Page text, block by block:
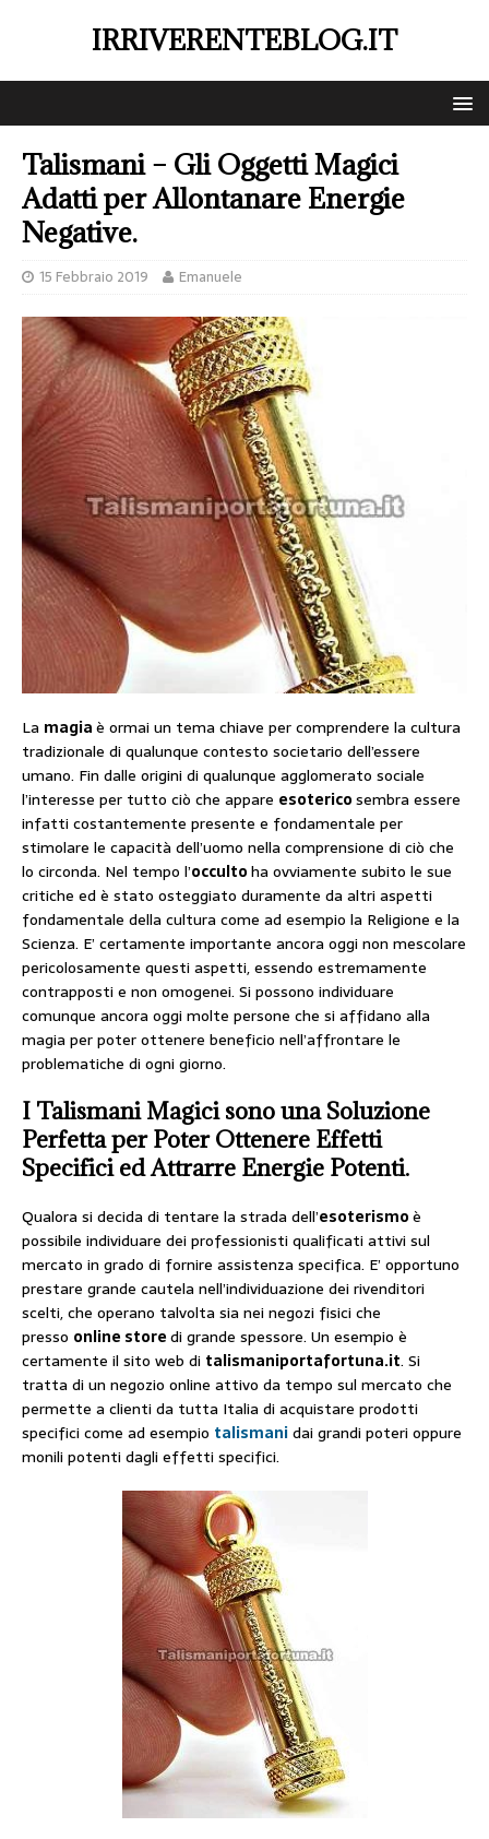
IRRIVERENTEBLOG.IT
Talismani – Gli Oggetti Magici
Adatti per Allontanare Energie
Negative.
15 Febbraio 2019 Emanuele
La magiaè ormai un tema chiave per comprendere la cultura
tradizionale di qualunque contesto societario dell’essere
umano. Fin dalle origini di qualunque agglomerato sociale
l’interesse per tutto ciò che appare esotericosembra essere
infatti costantemente presente e fondamentale per
stimolare le capacità dell’uomo nella comprensione di ciò che
lo circonda. Nel tempo l’occultoha ovviamente subito le sue
critiche ed è stato osteggiato duramente da altri aspetti
fondamentale della cultura come ad esempio la Religione e la
Scienza. E’ certamente importante ancora oggi non mescolare
pericolosamente questi aspetti, essendo estremamente
contrapposti e non omogenei. Si possono individuare
comunque ancora oggi molte persone che si affidano alla
magia per poter ottenere beneficio nell’affrontare le
problematiche di ogni giorno.
I Talismani Magici sono una Soluzione
Perfetta per Poter Ottenere Effetti
Specifici ed Attrarre Energie Potenti.
Qualora si decida di tentare la strada dell’esoterismoè
possibile individuare dei professionisti qualificati attivi sul
mercato in grado di fornire assistenza specifica. E’ opportuno
prestare grande cautela nell’individuazione dei rivenditori
scelti, che operano talvolta sia nei negozi fisici che
presso online storedi grande spessore. Un esempio è
certamente il sito web di talismaniportafortuna.it. Si
tratta di un negozio online attivo da tempo sul mercato che
permette a clienti da tutta Italia di acquistare prodotti
specifici come ad esempio talismanidai grandi poteri oppure
monili potenti dagli effetti specifici.